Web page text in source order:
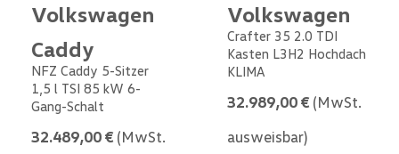
Volkswagen
Caddy
NFZ Caddy 5-Sitzer
1,5 l TSI 85 kW 6-
Gang-Schalt
32.489,00 € (MwSt.
Volkswagen
Crafter 35 2.0 TDI
Kasten L3H2 Hochdach
KLIMA
32.989,00 € (MwSt.
ausweisbar)